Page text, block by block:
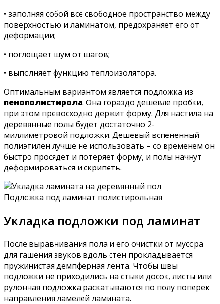
• заполняя собой все свободное пространство между
поверхностью и ламинатом, предохраняет его от
деформации;
• поглощает шум от шагов;
• выполняет функцию теплоизолятора.
Оптимальным вариантом является подложка из
пенополистирола. Она гораздо дешевле пробки,
при этом превосходно держит форму. Для настила на
деревянные полы будет достаточно 2-
миллиметровой подложки. Дешевый вспененный
полиэтилен лучше не использовать – со временем он
быстро просядет и потеряет форму, и полы начнут
деформироваться и скрипеть.
Подложка под ламинат полистирольная
Укладка подложки под ламинат
После выравнивания пола и его очистки от мусора
для гашения звуков вдоль стен прокладывается
пружинистая демпферная лента. Чтобы швы
подложки не приходились на стыки досок, листы или
рулонная подложка раскатываются по полу поперек
направления ламелей ламината.